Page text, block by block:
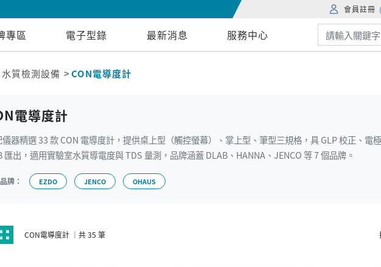
會員註冊
專區 電子型錄 最新消息 服務中心
水質檢測設備 CON電導度計
電導度計
器精選 33 款 CON 電導度計，提供桌上型（觸控螢幕）、掌上型、筆型三規格，具 GLP 校正、電
匯出，適用實驗室水質導電度與 TDS 量測，品牌涵蓋 DLAB、HANNA、JENCO 等 7 個品牌。
牌： EZDO JENCO OHAUS
CON電導度計 ｜共 35 筆